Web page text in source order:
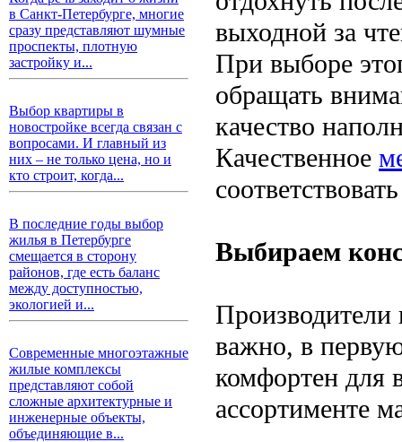
в Санкт-Петербурге, многие
сразу представляют шумные
проспекты, плотную
застройку и...
Выбор квартиры в
новостройке всегда связан с
вопросами. И главный из
них – не только цена, но и
кто строит, когда...
В последние годы выбор
жилья в Петербурге
смещается в сторону
районов, где есть баланс
между доступностью,
экологией и...
Современные многоэтажные
жилые комплексы
представляют собой
сложные архитектурные и
инженерные объекты,
объединяющие в...
выходной за
При выборе
обращать
качество
Качественное
Выбираем
важно, в
комфортен для
ассортименте